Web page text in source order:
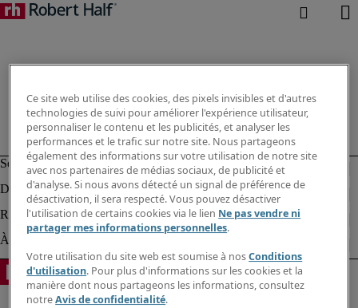
Ce site web utilise des cookies, des pixels invisibles et d'autres
technologies de suivi pour améliorer l'expérience utilisateur,
personnaliser le contenu et les publicités, et analyser les
performances et le trafic sur notre site. Nous partageons
également des informations sur votre utilisation de notre site
avec nos partenaires de médias sociaux, de publicité et
d'analyse. Si nous avons détecté un signal de préférence de
désactivation, il sera respecté. Vous pouvez désactiver
l'utilisation de certains cookies via le lien Ne pas vendre ni
partager mes informations personnelles.
Votre utilisation du site web est soumise à nosConditions
d'utilisation. Pour plus d'informations sur les cookies et la
manière dont nous partageons les informations, consultez
notreAvis de confidentialité.